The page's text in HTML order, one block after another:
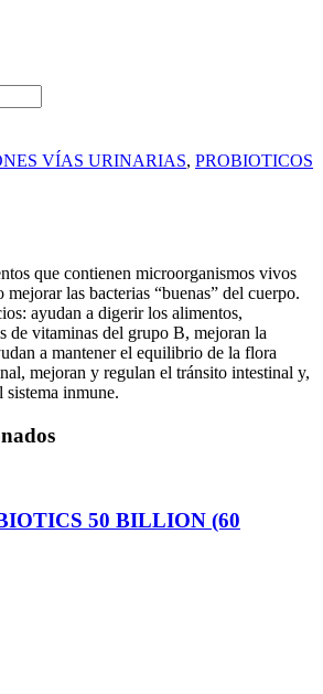
VÍAS URINARIAS, PROBIOTICOS
que contienen microorganismos vivos
mejorar las bacterias “buenas” del cuerpo.
ayudan a digerir los alimentos,
de vitaminas del grupo B, mejoran la
a mantener el equilibrio de la flora
mejoran y regulan el tránsito intestinal y,
sistema inmune.
50 BILLION (60